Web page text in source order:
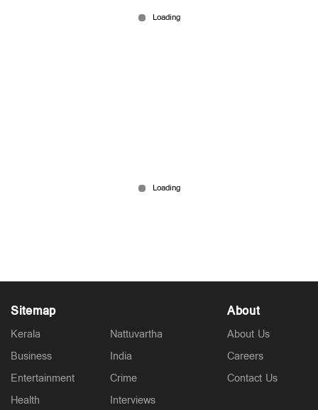
എ.പത്മകുമാറിനെതിരെ നടപടിക്ക് സിപിഎം;
ചുമതല പത്തനംതിട്ട ജില്ലാ കമ്മിറ്റിക്ക്
Sitemap
Kerala
Business
Entertainment
Health
Nattuvartha
India
Crime
Interviews
About
About Us
Careers
Contact Us